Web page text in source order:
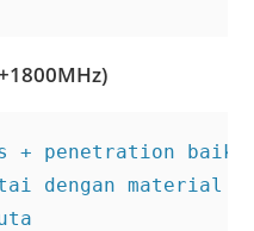
+ penetration baik
dengan material